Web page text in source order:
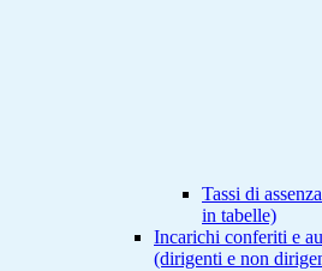
Tassi di
in tabelle)
Incarichi conferiti e
(dirigenti e non